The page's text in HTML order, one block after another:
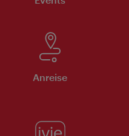
Anreise